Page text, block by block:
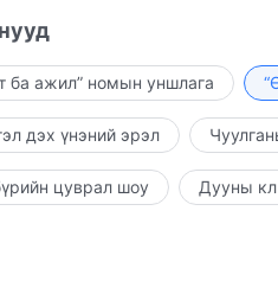
ба ажил” номын уншлага
дэх үнэний эрэл
цуврал шоу Дууны